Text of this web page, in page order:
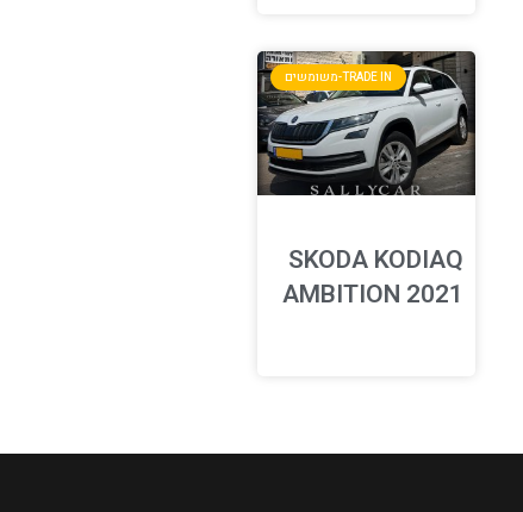
TRADE IN-משומשים
SKODA KODIAQ
AMBITION 2021